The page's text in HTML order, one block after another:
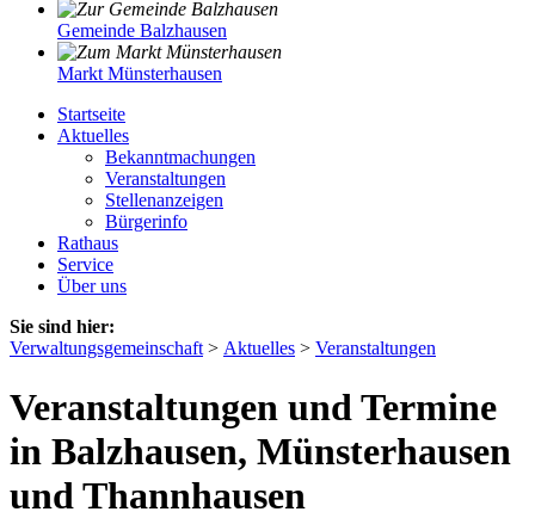
Gemeinde Balzhausen
Markt Münsterhausen
Startseite
Aktuelles
Bekanntmachungen
Veranstaltungen
Stellenanzeigen
Bürgerinfo
Rathaus
Service
Über uns
Sie sind hier:
Verwaltungsgemeinschaft > Aktuelles > Veranstaltungen
Veranstaltungen und Termine
in Balzhausen, Münsterhausen
und Thannhausen